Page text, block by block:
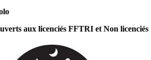
aux licenciés FFTRI et Non licenciés